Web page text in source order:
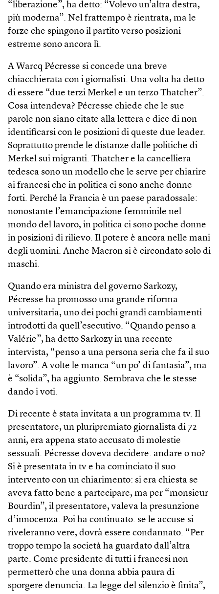
“liberazione”, ha detto: “Volevo un’altra destra,
più moderna”. Nel frattempo è rientrata, ma le
forze che spingono il partito verso posizioni
estreme sono ancora lì.
A Warcq Pécresse si concede una breve
chiacchierata con i giornalisti. Una volta ha detto
di essere “due terzi Merkel e un terzo Thatcher”.
Cosa intendeva? Pécresse chiede che le sue
parole non siano citate alla lettera e dice di non
identificarsi con le posizioni di queste due leader.
Soprattutto prende le distanze dalle politiche di
Merkel sui migranti. Thatcher e la cancelliera
tedesca sono un modello che le serve per chiarire
ai francesi che in politica ci sono anche donne
forti. Perché la Francia è un paese paradossale:
nonostante l’emancipazione femminile nel
mondo del lavoro, in politica ci sono poche donne
in posizioni di rilievo. Il potere è ancora nelle mani
degli uomini. Anche Macron si è circondato solo di
maschi.
Quando era ministra del governo Sarkozy,
Pécresse ha promosso una grande riforma
universitaria, uno dei pochi grandi cambiamenti
introdotti da quell’esecutivo. “Quando penso a
Valérie”, ha detto Sarkozy in una recente
intervista, “penso a una persona seria che fa il suo
lavoro”. A volte le manca “un po’ di fantasia”, ma
è “solida”, ha aggiunto. Sembrava che le stesse
dando i voti.
Di recente è stata invitata a un programma tv. Il
presentatore, un pluripremiato giornalista di 72
anni, era appena stato accusato di molestie
sessuali. Pécresse doveva decidere: andare o no?
Si è presentata in tv e ha cominciato il suo
intervento con un chiarimento: si era chiesta se
aveva fatto bene a partecipare, ma per “monsieur
Bourdin”, il presentatore, valeva la presunzione
d’innocenza. Poi ha continuato: se le accuse si
riveleranno vere, dovrà essere condannato. “Per
troppo tempo la società ha guardato dall’altra
parte. Come presidente di tutti i francesi non
permetterò che una donna abbia paura di
sporgere denuncia. La legge del silenzio è finita”,